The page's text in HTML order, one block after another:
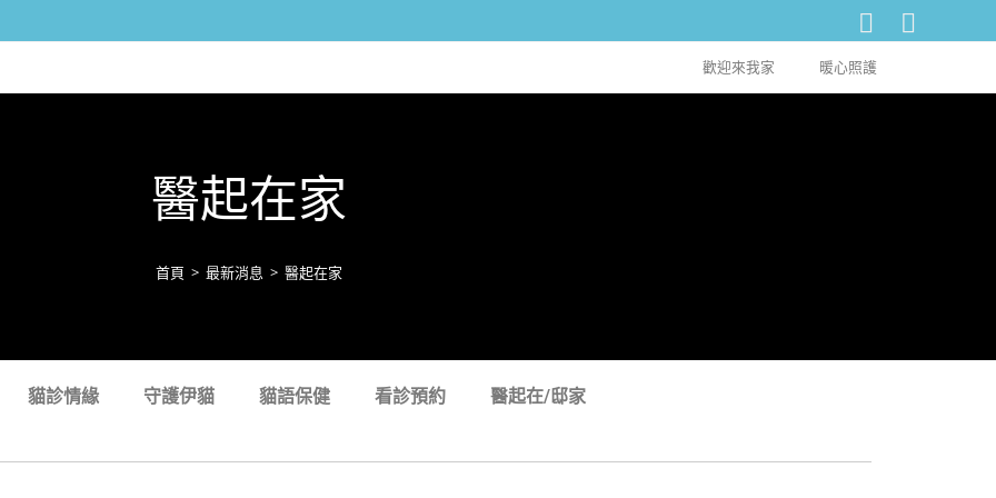
歡迎來我家 暖心照護
醫起在家
首頁 > 最新消息 > 醫起在家
貓診情緣 守護伊貓 貓語保健 看診預約 醫起在/邸家